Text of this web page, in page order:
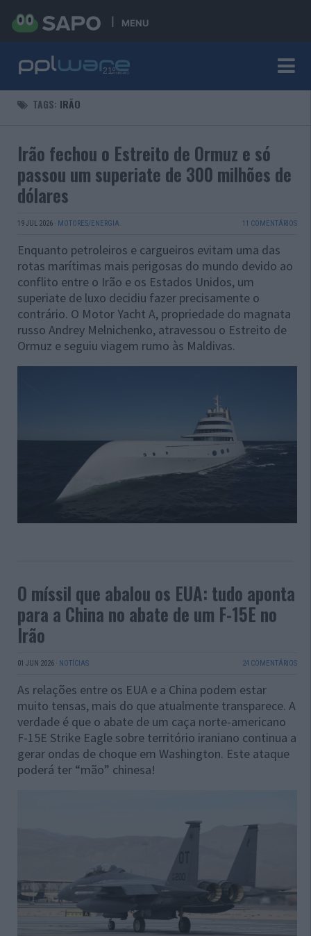
MENU
TAGS: IRÃO
Irão fechou o Estreito de Ormuz e só
passou um superiate de 300 milhões de
dólares
19 JUL 2026 · MOTORES/ENERGIA 11 COMENTÁRIOS
Enquanto petroleiros e cargueiros evitam uma das
rotas marítimas mais perigosas do mundo devido ao
conflito entre o Irão e os Estados Unidos, um
superiate de luxo decidiu fazer precisamente o
contrário. O Motor Yacht A, propriedade do magnata
russo Andrey Melnichenko, atravessou o Estreito de
Ormuz e seguiu viagem rumo às Maldivas.
O míssil que abalou os EUA: tudo aponta
para a China no abate de um F-15E no
Irão
01 JUN 2026 · NOTÍCIAS 24 COMENTÁRIOS
As relações entre os EUA e a China podem estar
muito tensas, mais do que atualmente transparece. A
verdade é que o abate de um caça norte-americano
F-15E Strike Eagle sobre território iraniano continua a
gerar ondas de choque em Washington. Este ataque
poderá ter “mão” chinesa!